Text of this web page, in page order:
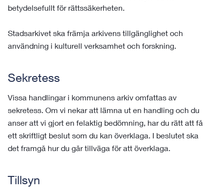
betydelsefullt för rättssäkerheten.
Stadsarkivet ska främja arkivens tillgänglighet och
användning i kulturell verksamhet och forskning.
Sekretess
Vissa handlingar i kommunens arkiv omfattas av
sekretess. Om vi nekar att lämna ut en handling och du
anser att vi gjort en felaktig bedömning, har du rätt att få
ett skriftligt beslut som du kan överklaga. I beslutet ska
det framgå hur du går tillväga för att överklaga.
Tillsyn